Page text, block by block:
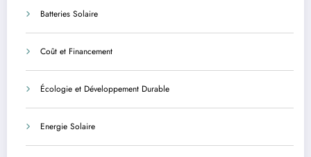
Batteries Solaire
Coût et Financement
Écologie et Développement Durable
Energie Solaire